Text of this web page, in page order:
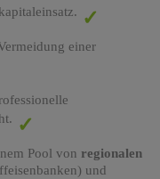
einer
Pool von regionalen
und